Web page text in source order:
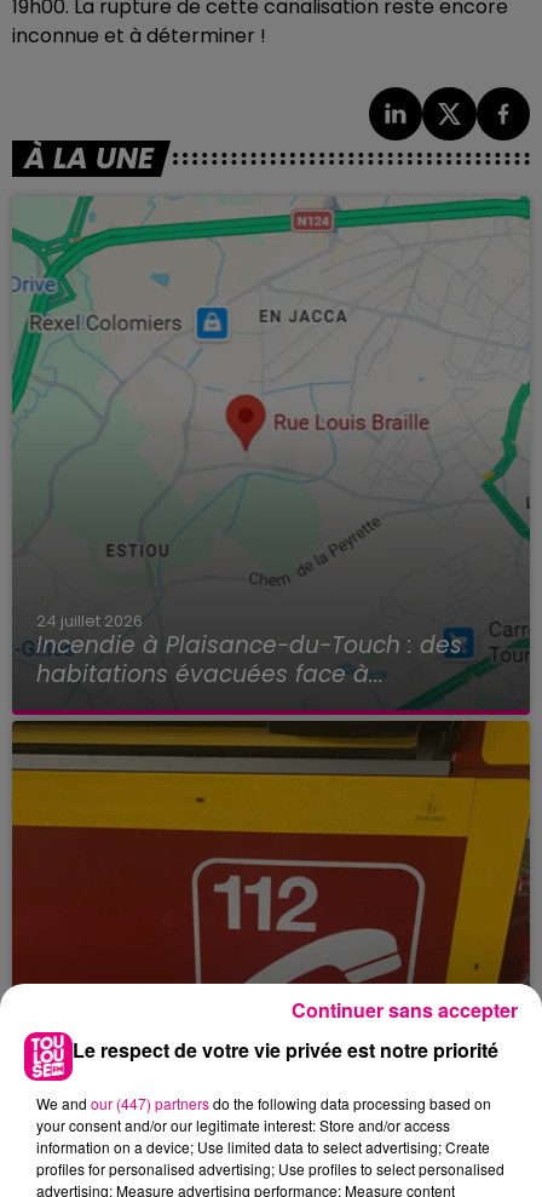
19h00. La rupture de cette canalisation reste encore
inconnue et à déterminer !
À LA UNE
24 juillet 2026
Incendie à Plaisance-du-Touch : des
habitations évacuées face à...
23 juillet 2026
Le respect de votre vie privée est notre priorité
We and our (447) partnersdo the following data processing based on
your consent and/or our legitimate interest: Store and/or access
information on a device; Use limited data to select advertising; Create
profiles for personalised advertising; Use profiles to select personalised
advertising; Measure advertising performance; Measure content
Continuer sans accepter